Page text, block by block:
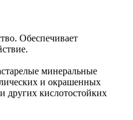
Обеспечивает
минеральные
и окрашенных
других кислотостойких